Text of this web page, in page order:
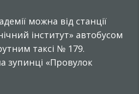
можна від станції
інститут» автобусом
таксі № 179.
зупинці «Провулок